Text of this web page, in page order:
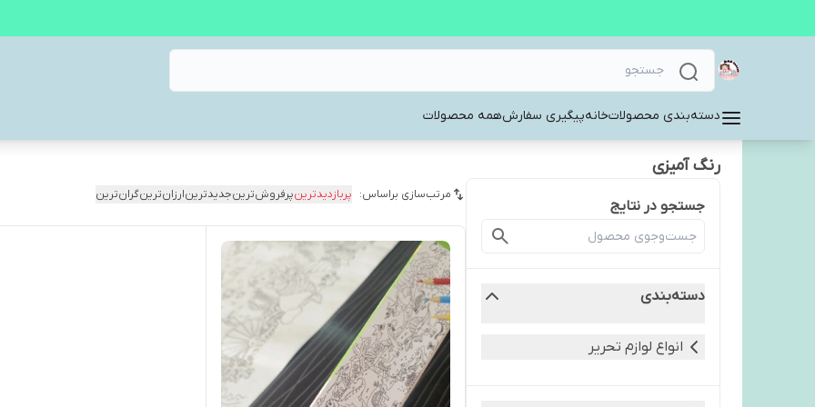
دسته‌بندی محصولاتخانهپیگیری سفارشهمه محصولات
رنگ آمیزی
جستجو در نتایج
دسته‌بندی
انواع لوازم تحریر
مرتب‌سازی براساس: پربازدیدترینپرفروش‌ترینجدیدترینارزان‌ترینگران‌ترین